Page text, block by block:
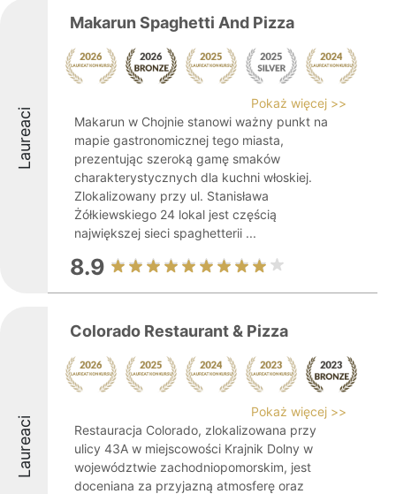
Laureaci
Makarun Spaghetti And Pizza
Pokaż więcej >>
Makarun w Chojnie stanowi ważny punkt na
mapie gastronomicznej tego miasta,
prezentując szeroką gamę smaków
charakterystycznych dla kuchni włoskiej.
Zlokalizowany przy ul. Stanisława
Żółkiewskiego 24 lokal jest częścią
największej sieci spaghetterii ...
8.9
Laureaci
Colorado Restaurant & Pizza
Pokaż więcej >>
Restauracja Colorado, zlokalizowana przy
ulicy 43A w miejscowości Krajnik Dolny w
województwie zachodniopomorskim, jest
doceniana za przyjazną atmosferę oraz